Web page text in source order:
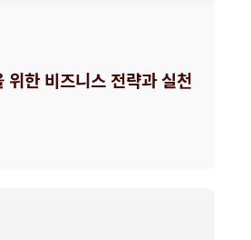
위한 비즈니스 전략과 실천